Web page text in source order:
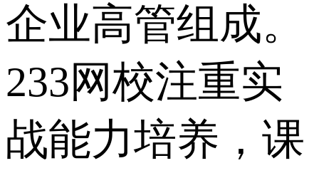
企业高管组成。
233网校注重实
战能力培养，课